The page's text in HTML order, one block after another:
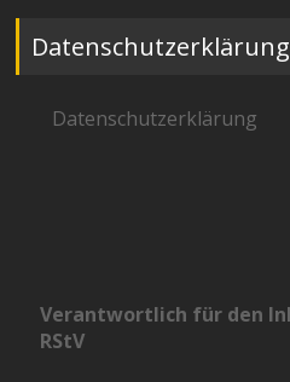
Datenschutzerklärung
Datenschutzerklärung
Verantwortlich für den
RStV